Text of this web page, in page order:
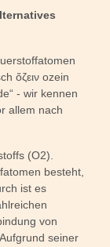
ὄζειν ozein
- wir kennen
allem nach
(O2).
besteht,
ist es
von
seiner